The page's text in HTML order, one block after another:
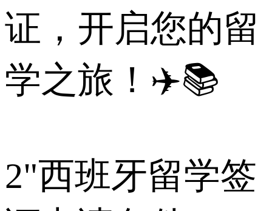
证，开启您的留
学之旅！✈️📚
2"西班牙留学签